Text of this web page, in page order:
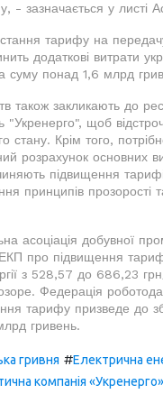
- зазначається у листі
тарифу на
додаткові витрати
суму понад 1,6 млрд
також закликають до
"Укренерго", щоб
стану. Крім того,
розрахунок основних
підвищення
принципів прозорості
асоціація добувної
про підвищення
з 528,57 до 686,23
Федерація
тарифу призведе до
гривень.
гривня #Електрична
компанія «Укренерго»